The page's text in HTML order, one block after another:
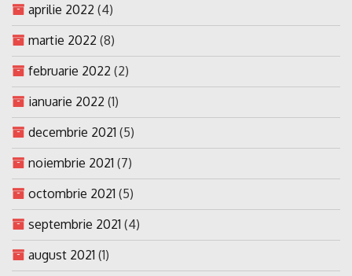
aprilie 2022 (4)
martie 2022 (8)
februarie 2022 (2)
ianuarie 2022 (1)
decembrie 2021 (5)
noiembrie 2021 (7)
octombrie 2021 (5)
septembrie 2021 (4)
august 2021 (1)